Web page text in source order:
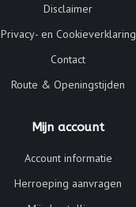
Disclaimer
Privacy- en Cookieverklaring
Contact
Route & Openingstijden
Mijn account
Account informatie
Herroeping aanvragen